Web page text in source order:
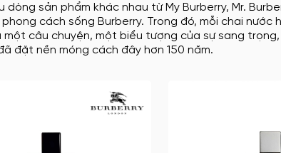
dòng sản phẩm khác nhau từ My Burberry, Mr.
cách sống Burberry. Trong đó, mỗi chai
một câu chuyện, một biểu tượng của sự sang
đặt nền móng cách đây hơn 150 năm.